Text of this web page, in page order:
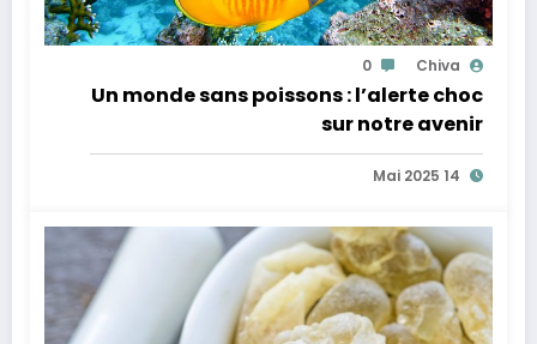
Chiva
0
Un monde sans poissons : l’alerte choc
sur notre avenir
14 Mai 2025